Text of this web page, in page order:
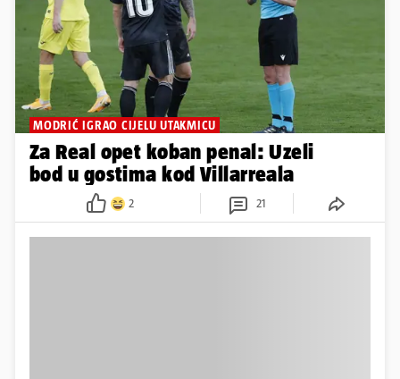
MODRIĆ IGRAO CIJELU UTAKMICU
Za Real opet koban penal: Uzeli
bod u gostima kod Villarreala
2 21